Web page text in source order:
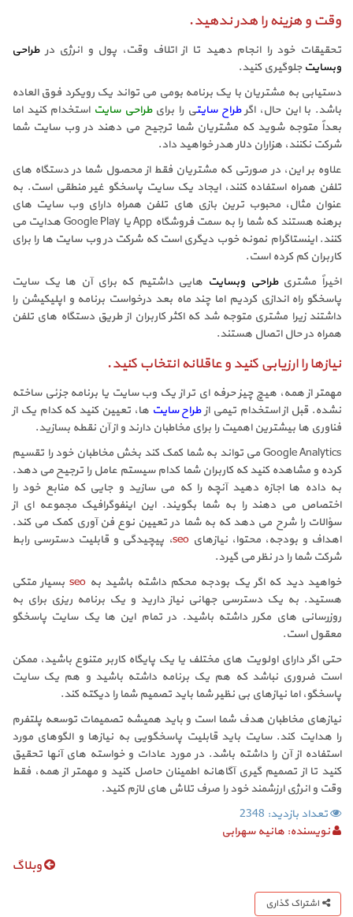
وقت و هزینه را هدر ندهید.
تحقیقات خود را انجام دهید تا از اتلاف وقت، پول و انرژی درطراحی
وبسایتجلوگیری کنید.
دستیابی به مشتریان با یک برنامه بومی می تواند یک رویکرد فوق العاده
باشد. با این حال، اگرطراح سایتی را برایطراحی سایت استخدام کنید اما
بعداً متوجه شوید که مشتریان شما ترجیح می دهند در وب سایت شما
شرکت نکنند، هزاران دلار هدر خواهید داد.
علاوه بر این، در صورتی که مشتریان فقط از محصول شما در دستگاه های
تلفن همراه استفاده کنند، ایجاد یک سایت پاسخگو غیر منطقی است. به
عنوان مثال، محبوب ترین بازی های تلفن همراه دارای وب سایت های
برهنه هستند که شما را به سمت فروشگاه App یا Google Play هدایت می
کنند. اینستاگرام نمونه خوب دیگری است که شرکت در وب سایت ها را برای
کاربران کم کرده است.
اخیراً مشتریطراحی وبسایت هایی داشتیم که برای آن ها یک سایت
پاسخگو راه اندازی کردیم اما چند ماه بعد درخواست برنامه و اپلیکیشن را
داشتند زیرا مشتری متوجه شد که اکثر کاربران از طریق دستگاه های تلفن
همراه در حال اتصال هستند.
نیازها را ارزیابی کنید و عاقلانه انتخاب کنید.
مهمتر از همه، هیچ چیز حرفه ای تر از یک وب سایت یا برنامه جزئی ساخته
نشده. قبل از استخدام تیمی ازطراح سایت ها، تعیین کنید که کدام یک از
فناوری ها بیشترین اهمیت را برای مخاطبان دارند و از آن نقطه بسازید.
Google Analytics می تواند به شما کمک کند بخش مخاطبان خود را تقسیم
کرده و مشاهده کنید که کاربران شما کدام سیستم عامل را ترجیح می دهد.
به داده ها اجازه دهید آنچه را که می سازید و جایی که منابع خود را
اختصاص می دهند را به شما بگویند. این اینفوگرافیک مجموعه ای از
سؤالات را شرح می دهد که به شما در تعیین نوع فن آوری کمک می کند.
اهداف و بودجه، محتوا، نیازهایseo، پیچیدگی و قابلیت دسترسی رابط
شرکت شما را در نظر می گیرد.
خواهید دید که اگر یک بودجه محکم داشته باشید بهseo بسیار متکی
هستید. به یک دسترسی جهانی نیاز دارید و یک برنامه ریزی برای به
روزرسانی های مکرر داشته باشید. در تمام این ها یک سایت پاسخگو
معقول است.
حتی اگر دارای اولویت های مختلف یا یک پایگاه کاربر متنوع باشید، ممکن
است ضروری نباشد که هم یک برنامه داشته باشید و هم یک سایت
پاسخگو، اما نیازهای بی نظیر شما باید تصمیم شما را دیکته کند.
نیازهای مخاطبان هدف شما است و باید همیشه تصمیمات توسعه پلتفرم
را هدایت کند. سایت باید قابلیت پاسخگویی به نیازها و الگوهای مورد
استفاده از آن را داشته باشد. در مورد عادات و خواسته های آنها تحقیق
کنید تا از تصمیم گیری آگاهانه اطمینان حاصل کنید و مهمتر از همه، فقط
وقت و انرژی ارزشمند خود را صرف تلاش های لازم کنید.
تعداد بازدید: 2348
نویسنده: هانیه سهرابی
وبلاگ
اشتراک گذاری